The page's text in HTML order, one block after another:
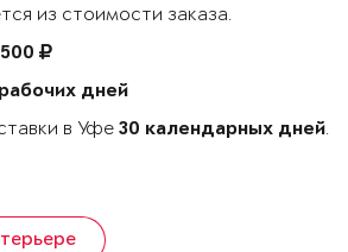
из стоимости заказа.
500
дней
в Уфе30 календарных дней.